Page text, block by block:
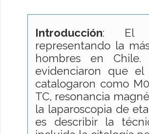
Introducción: El
representando la
hombres en Chile.
evidenciaron que
catalogaron como
TC, resonancia
la laparoscopia de
es describir la